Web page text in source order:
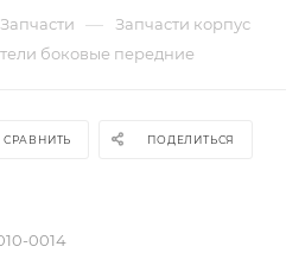
Запчасти — Запчасти корпус
боковые передние
СРАВНИТЬ ПОДЕЛИТЬСЯ
0014